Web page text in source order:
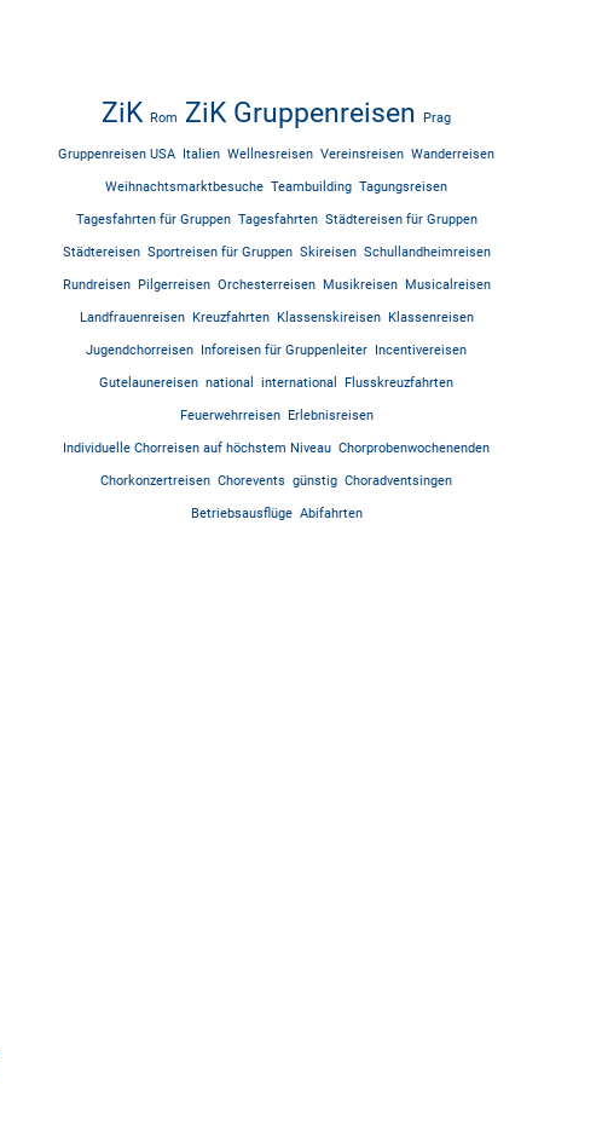
ZiK Rom ZiK Gruppenreisen Prag
Gruppenreisen USA Italien Wellnesreisen Vereinsreisen Wanderreisen
Weihnachtsmarktbesuche Teambuilding Tagungsreisen
Tagesfahrten für Gruppen Tagesfahrten Städtereisen für Gruppen
Städtereisen Sportreisen für Gruppen Skireisen Schullandheimreisen
Rundreisen Pilgerreisen Orchesterreisen Musikreisen Musicalreisen
Landfrauenreisen Kreuzfahrten Klassenskireisen Klassenreisen
Jugendchorreisen Inforeisen für Gruppenleiter Incentivereisen
Gutelaunereisen national international Flusskreuzfahrten
Feuerwehrreisen Erlebnisreisen
Individuelle Chorreisen auf höchstem Niveau Chorprobenwochenenden
Chorkonzertreisen Chorevents günstig Choradventsingen
Betriebsausflüge Abifahrten